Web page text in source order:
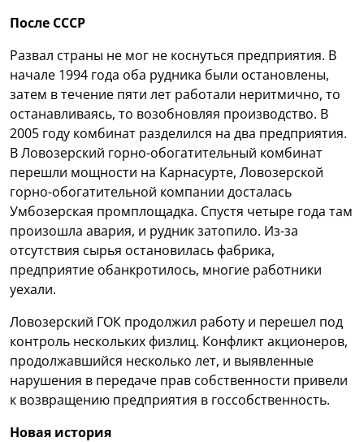
После СССР
Развал страны не мог не коснуться предприятия. В
начале 1994 года оба рудника были остановлены,
затем в течение пяти лет работали неритмично, то
останавливаясь, то возобновляя производство. В
2005 году комбинат разделился на два предприятия.
В Ловозерский горно-обогатительный комбинат
перешли мощности на Карнасурте, Ловозерской
горно-обогатительной компании досталась
Умбозерская промплощадка. Спустя четыре года там
произошла авария, и рудник затопило. Из-за
отсутствия сырья остановилась фабрика,
предприятие обанкротилось, многие работники
уехали.
Ловозерский ГОК продолжил работу и перешел под
контроль нескольких физлиц. Конфликт акционеров,
продолжавшийся несколько лет, и выявленные
нарушения в передаче прав собственности привели
к возвращению предприятия в госсобственность.
Новая история